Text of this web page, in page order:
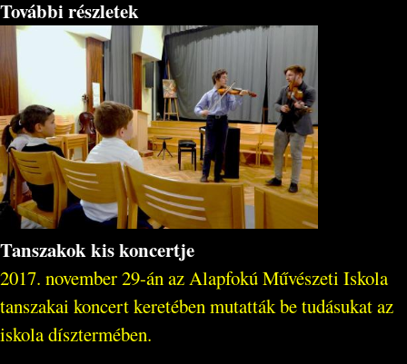
További részletek
Tanszakok kis koncertje
2017. november 29-án az Alapfokú Művészeti Iskola
tanszakai koncert keretében mutatták be tudásukat az
iskola dísztermében.